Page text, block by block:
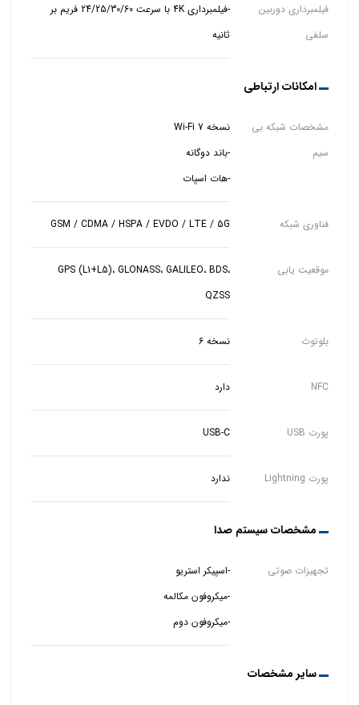
فیلمبرداری دوربین
سلفی
-فیلمبرداری 4K با سرعت 24/25/30/60 فریم بر
ثانیه
امکانات ارتباطی
مشخصات شبکه بی
سیم
نسخه Wi‑Fi 7
-باند دوگانه
-هات اسپات
فناوری شبکه GSM / CDMA / HSPA / EVDO / LTE / 5G
موقعیت یابی
GPS (L1+L5)، GLONASS، GALILEO، BDS،
QZSS
بلوتوث نسخه 6
NFC دارد
پورت USB USB-C
پورت Lightning ندارد
مشخصات سیستم صدا
تجهیزات صوتی
-میکروفون مکالمه
-میکروفون دوم
سایر مشخصات